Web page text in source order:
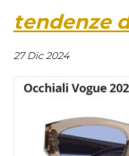
tendenze
27 Dic 2024